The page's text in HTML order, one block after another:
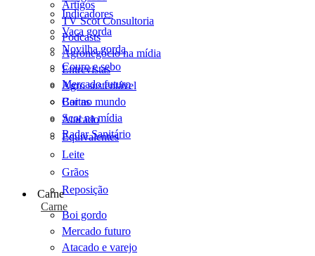
Artigos
TV Scot Consultoria
Podcasts
Agronegócio na mídia
Entrevistas
Agro sustentável
Cartas
Scot na mídia
Radar Sanitário
Indicadores
Vaca gorda
Novilha gorda
Couro e sebo
Mercado futuro
Boi no mundo
Atacado
Equivalentes
Leite
Grãos
Reposição
Carne
Carne
Boi gordo
Mercado futuro
Atacado e varejo